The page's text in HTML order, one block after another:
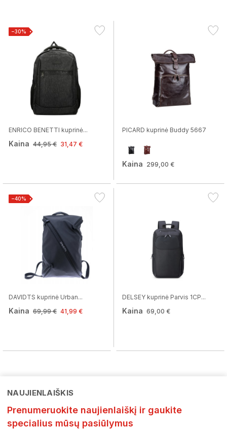
−30%
ENRICO BENETTI kuprinė...
Kaina 44,95 € 31,47 €
PICARD kuprinė Buddy 5667
Kaina 299,00 €
−40%
DAVIDTS kuprinė Urban...
Kaina 69,99 € 41,99 €
DELSEY kuprinė Parvis 1CP...
Kaina 69,00 €
NAUJIENLAIŠKIS
Prenumeruokite naujienlaiškį ir gaukite
specialius mūsų pasiūlymus